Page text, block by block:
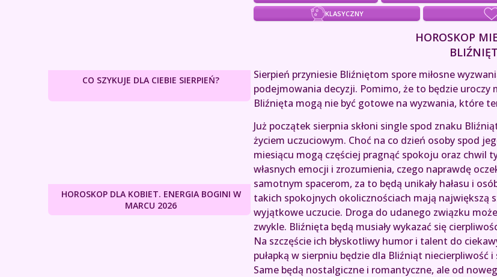
CO SZYKUJE DLA CIEBIE SIERPIEŃ?
HOROSKOP DLA KOBIET. ENERGIA BOGINI W
MARCU 2026
KLASYCZNY
HOROSKOP
Sierpień przyniesie Bliźniętom spore miłosne
podejmowania decyzji. Pomimo, że to będzie uroczy
Bliźnięta mogą nie być gotowe na wyzwania, które
Już początek sierpnia skłoni single spod znaku
życiem uczuciowym. Choć na co dzień osoby spod
miesiącu mogą częściej pragnąć spokoju oraz chwil
własnych emocji i zrozumienia, czego naprawdę
samotnym spacerom, za to będą unikały hałasu i
takich spokojnych okolicznościach mają największą
wyjątkowe uczucie. Droga do udanego związku
zwykle. Bliźnięta będą musiały wykazać się
Na szczęście ich błyskotliwy humor i talent do
pułapką w sierpniu będzie dla Bliźniąt
Same będą nostalgiczne i romantyczne, ale od